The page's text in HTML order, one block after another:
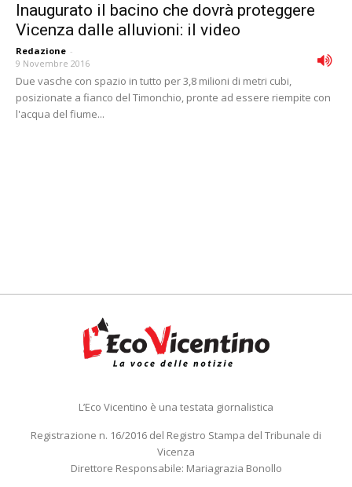
Inaugurato il bacino che dovrà proteggere
Vicenza dalle alluvioni: il video
Redazione -
9 Novembre 2016
Due vasche con spazio in tutto per 3,8 milioni di metri cubi,
posizionate a fianco del Timonchio, pronte ad essere riempite con
l'acqua del fiume...
L’Eco Vicentino è una testata giornalistica
Registrazione n. 16/2016 del Registro Stampa del Tribunale di
Vicenza
Direttore Responsabile: Mariagrazia Bonollo